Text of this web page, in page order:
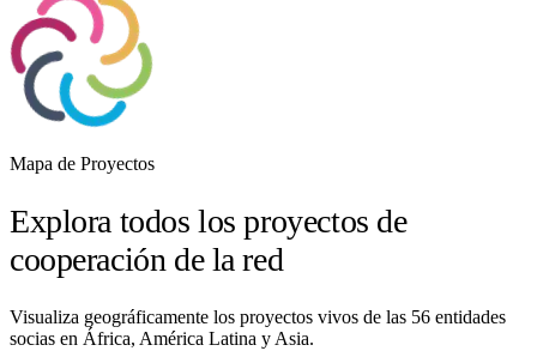
Mapa de Proyectos
Explora todos los proyectos de
cooperación de la red
Visualiza geográficamente los proyectos vivos de las 56 entidades
socias en África, América Latina y Asia.